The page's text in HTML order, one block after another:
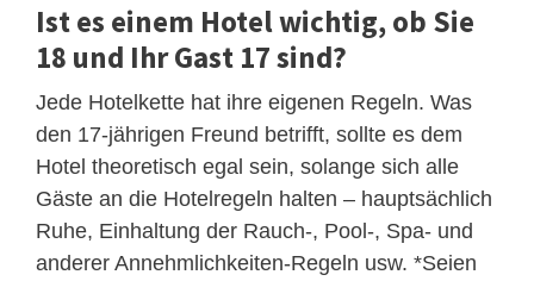
Ist es einem Hotel wichtig, ob Sie
18 und Ihr Gast 17 sind?
Jede Hotelkette hat ihre eigenen Regeln. Was
den 17-jährigen Freund betrifft, sollte es dem
Hotel theoretisch egal sein, solange sich alle
Gäste an die Hotelregeln halten – hauptsächlich
Ruhe, Einhaltung der Rauch-, Pool-, Spa- und
anderer Annehmlichkeiten-Regeln usw. *Seien